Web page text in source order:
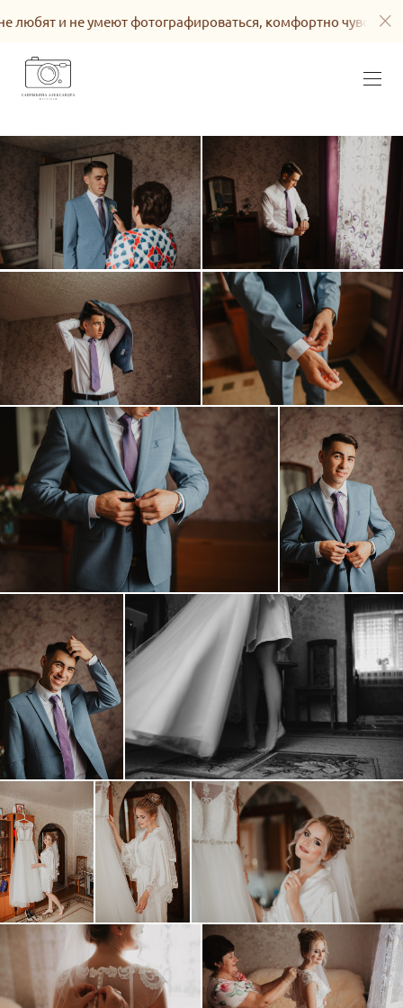
умеют фотографироваться, комфортно чувствовать себя